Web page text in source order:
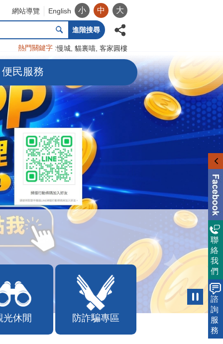
網站導覽 English 小 中 大
進階搜尋
熱門關鍵字 慢城 貓裏喵 客家圓樓
便民服務
光休閒 防詐騙專區
聯
絡
我
們
諮
詢
服
務